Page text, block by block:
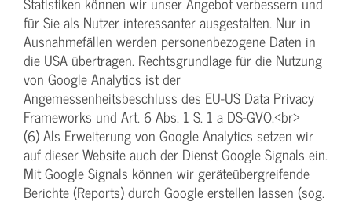
für Sie als Nutzer interessanter ausgestalten. Nur in
Ausnahmefällen werden personenbezogene Daten in
die USA übertragen. Rechtsgrundlage für die Nutzung
von Google Analytics ist der
Angemessenheitsbeschluss des EU-US Data Privacy
Frameworks und Art. 6 Abs. 1 S. 1 a DS-GVO.<br>
(6) Als Erweiterung von Google Analytics setzen wir
auf dieser Website auch der Dienst Google Signals ein.
Mit Google Signals können wir geräteübergreifende
Berichte (Reports) durch Google erstellen lassen (sog.